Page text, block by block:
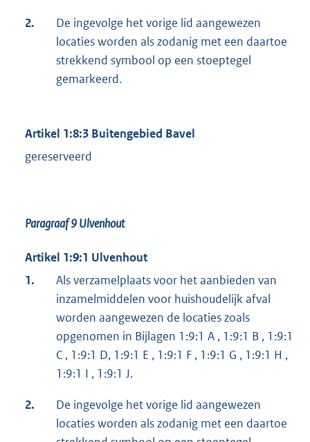
2.
De ingevolge het vorige lid aangewezen
locaties worden als zodanig met een daartoe
strekkend symbool op een stoeptegel
gemarkeerd.
Artikel 1:8:3 Buitengebied Bavel
gereserveerd
Paragraaf 9Ulvenhout
Artikel 1:9:1 Ulvenhout
1.
Als verzamelplaats voor het aanbieden van
inzamelmiddelen voor huishoudelijk afval
worden aangewezen de locaties zoals
opgenomen in Bijlagen 1:9:1 A , 1:9:1 B , 1:9:1
C , 1:9:1 D, 1:9:1 E , 1:9:1 F , 1:9:1 G , 1:9:1 H ,
1:9:1 I , 1:9:1 J.
2.
De ingevolge het vorige lid aangewezen
locaties worden als zodanig met een daartoe